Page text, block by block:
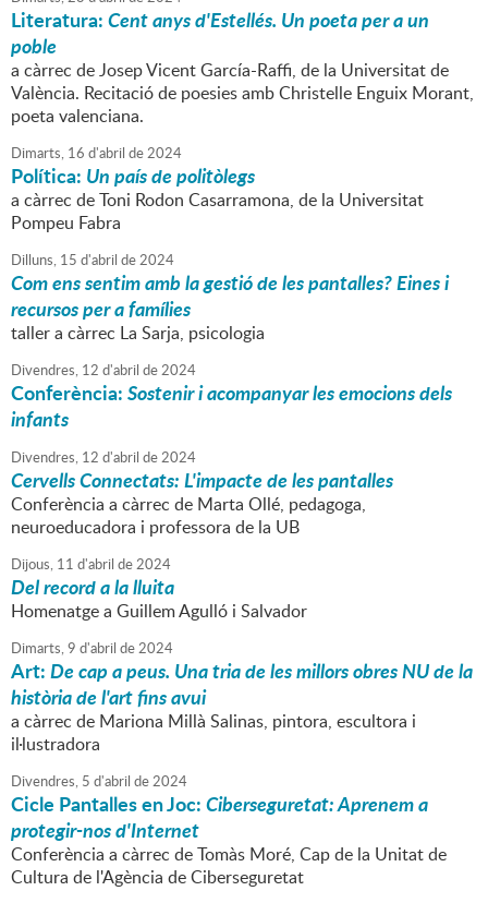
Literatura:Cent anys d'Estellés. Un poeta per a un
poble
a càrrec de Josep Vicent García-Raffi, de la Universitat de
València. Recitació de poesies amb Christelle Enguix Morant,
poeta valenciana.
Dimarts, 16 d'abril de2024
Política: Un país de politòlegs
a càrrec de Toni Rodon Casarramona, de la Universitat
Pompeu Fabra
Dilluns, 15 d'abril de2024
Com ens sentim amb la gestió de les pantalles? Eines i
recursos per a famílies
taller a càrrec La Sarja, psicologia
Divendres, 12 d'abril de2024
Conferència:Sostenir i acompanyar les emocions dels
infants
Divendres, 12 d'abril de2024
Cervells Connectats: L'impacte de les pantalles
Conferència a càrrec de Marta Ollé, pedagoga,
neuroeducadora i professora de la UB
Dijous, 11 d'abril de2024
Del record a la lluita
Homenatge a Guillem Agulló i Salvador
Dimarts,9 d'abril de2024
Art:De cap a peus. Una tria de les millors obres NU de la
història de l'art fins avui
a càrrec de Mariona Millà Salinas, pintora, escultora i
il·lustradora
Divendres, 5 d'abril de2024
Cicle Pantalles en Joc:Ciberseguretat: Aprenem a
protegir-nos d'Internet
Conferència a càrrec de Tomàs Moré, Cap de la Unitat de
Cultura de l'Agència de Ciberseguretat